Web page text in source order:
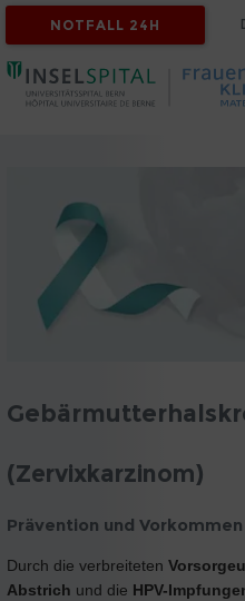
NOTFALL 24H
(Zervixkarzinom)
Prävention und Vorkommen
Durch die verbreiteten
Abstrich und die HPV-